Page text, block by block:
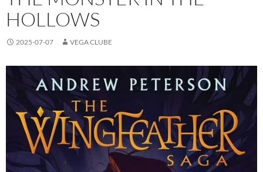
HOLLOWS
2025-07-07 VEGA CLUBE